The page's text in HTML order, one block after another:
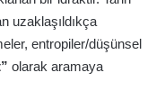
uzaklaşıldıkça
entropiler/düşünsel
olarak aramaya